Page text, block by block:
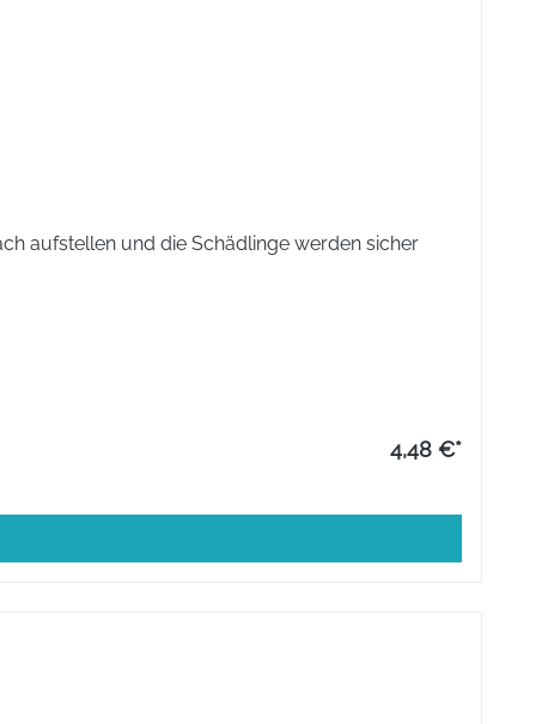
(Kohlenhydrat-Phase) gehen die Ameisen in die
aufstellen und die Schädlinge werden sicher
4,48 €*